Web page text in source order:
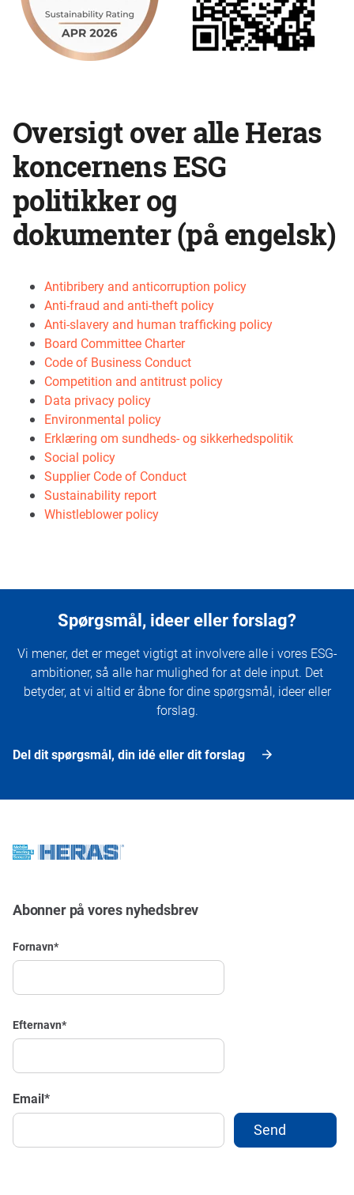
Oversigt over alle Heras
koncernens ESG
politikker og
dokumenter (på engelsk)
Antibribery and anticorruption policy
Anti-fraud and anti-theft policy
Anti-slavery and human trafficking policy
Board Committee Charter
Code of Business Conduct
Competition and antitrust policy
Data privacy policy
Environmental policy
Erklæring om sundheds- og sikkerhedspolitik
Social policy
Supplier Code of Conduct
Sustainability report
Whistleblower policy
Spørgsmål, ideer eller forslag?
Vi mener, det er meget vigtigt at involvere alle i vores ESG-
ambitioner, så alle har mulighed for at dele input. Det
betyder, at vi altid er åbne for dine spørgsmål, ideer eller
forslag.
Del dit spørgsmål, din idé eller dit forslag
Abonner på vores nyhedsbrev
Fornavn*
Efternavn*
Email*